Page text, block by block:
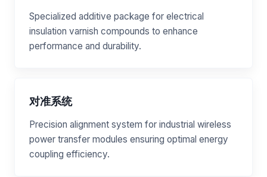
Specialized additive package for electrical
insulation varnish compounds to enhance
performance and durability.
对准系统
Precision alignment system for industrial wireless
power transfer modules ensuring optimal energy
coupling efficiency.